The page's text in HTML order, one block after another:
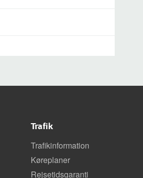
Trafik
Trafikinformation
Køreplaner
Rejsetidsgaranti